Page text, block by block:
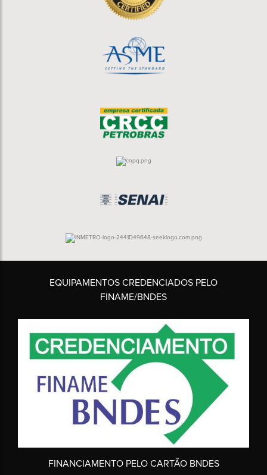
EQUIPAMENTOS CREDENCIADOS PELO
FINAME/BNDES
FINANCIAMENTO PELO CARTÃO BNDES